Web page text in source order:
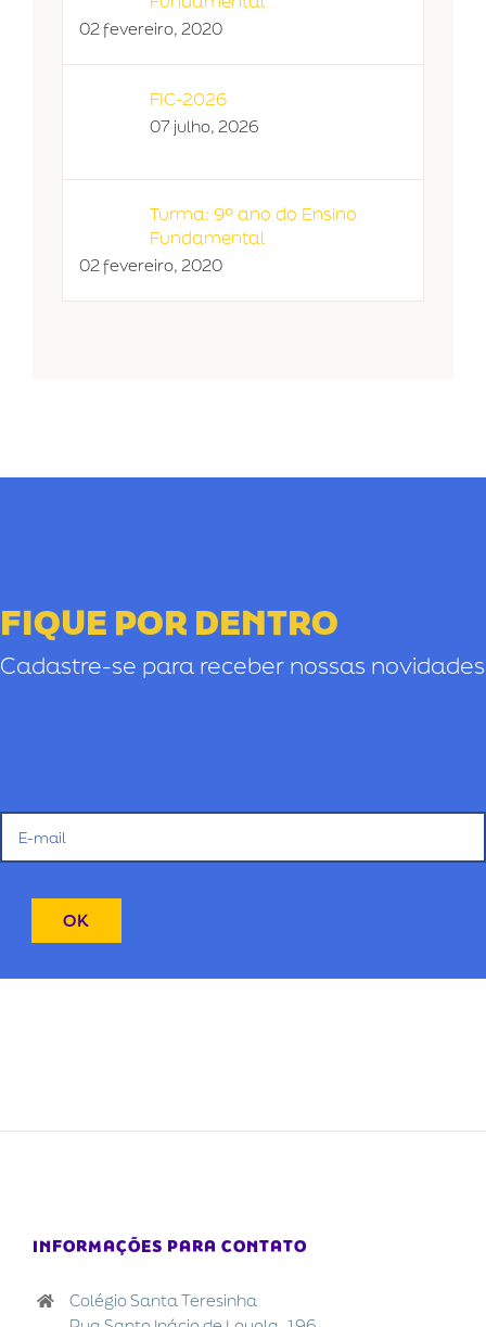
02 fevereiro, 2020
FIC-2026
07 julho, 2026
Turma: 9º ano do Ensino
Fundamental
02 fevereiro, 2020
FIQUE POR DENTRO
Cadastre-se para receber nossas novidades
INFORMAÇÕES PARA CONTATO
Colégio Santa Teresinha